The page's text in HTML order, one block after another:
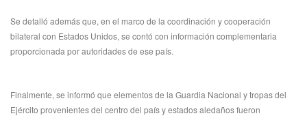
Se detalló además que, en el marco de la coordinación y cooperación
bilateral con Estados Unidos, se contó con información complementaria
proporcionada por autoridades de ese país.
Finalmente, se informó que elementos de la Guardia Nacional y tropas del
Ejército provenientes del centro del país y estados aledaños fueron